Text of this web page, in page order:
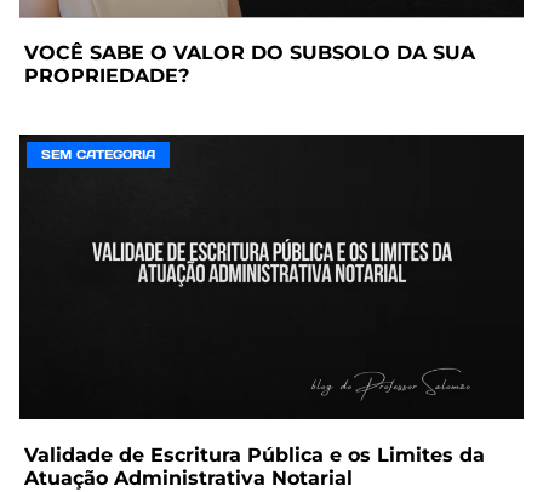
VOCÊ SABE O VALOR DO SUBSOLO DA SUA
PROPRIEDADE?
SEM CATEGORIA
Validade de Escritura Pública e os Limites da
Atuação Administrativa Notarial